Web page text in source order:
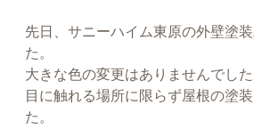
先日、サニーハイム東原の外壁塗
た。
大きな色の変更はありませんでし
目に触れる場所に限らず屋根の塗
た。